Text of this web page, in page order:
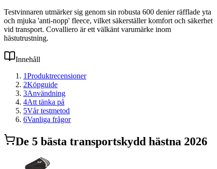
Testvinnaren utmärker sig genom sin robusta 600 denier räfflade yta
och mjuka 'anti-nopp' fleece, vilket säkerställer komfort och säkerhet
vid transport. Covalliero är ett välkänt varumärke inom
hästutrustning.
Innehåll
1Produktrecensioner
2Köpguide
3Användning
4Att tänka på
5Vår testmetod
6Vanliga frågor
De 5 bästa transportskydd hästna 2026